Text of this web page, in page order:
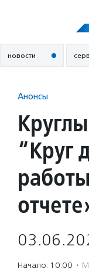
новости
Анонсы
“Круг
Начало: 10:00 ·